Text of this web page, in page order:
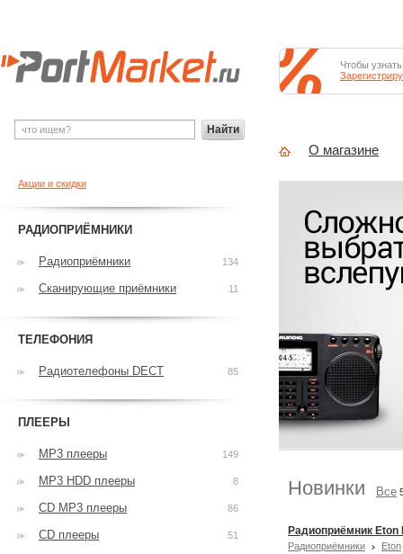
Новинки Все
Радиоприёмник Eton
Радиоприёмники Eton
Акции и скидки
РАДИОПРИЁМНИКИ
Радиоприёмники 134
Сканирующие приёмники 11
ТЕЛЕФОНИЯ
Радиотелефоны DECT 85
ПЛЕЕРЫ
MP3 плееры 149
MP3 HDD плееры 8
CD MP3 плееры 86
CD плееры 51
Найти
Чтобы
О магазине